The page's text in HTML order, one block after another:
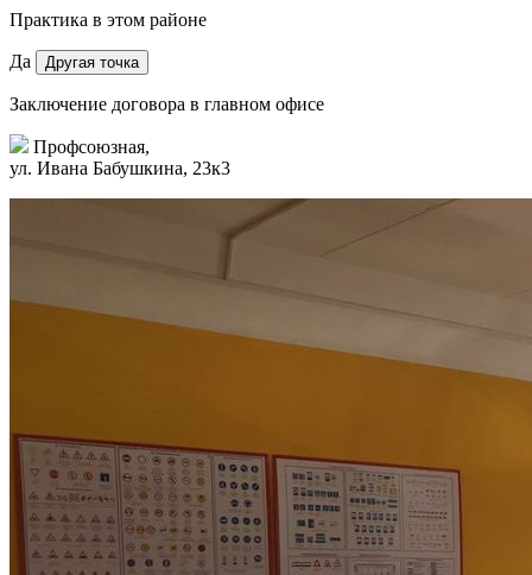
Практика в этом районе
Да Другая точка
Заключение договора в главном офисе
Профсоюзная,
ул. Ивана Бабушкина, 23к3